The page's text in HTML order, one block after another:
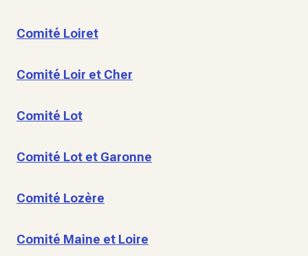
Comité Loiret
Comité Loir et Cher
Comité Lot
Comité Lot et Garonne
Comité Lozère
Comité Maine et Loire